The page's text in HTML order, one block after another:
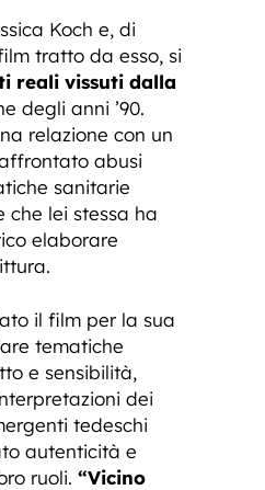
Koch e, di
tratto da esso, si
reali vissuti dalla
degli anni ’90.
relazione con un
abusi
sanitarie
che lei stessa ha
elaborare
il film per la sua
tematiche
e sensibilità,
dei
tedeschi
autenticità e
ruoli. “Vicino